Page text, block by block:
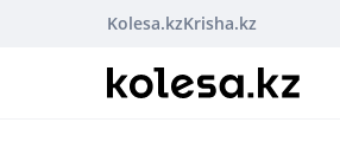
Kolesa.kzKrisha.kz